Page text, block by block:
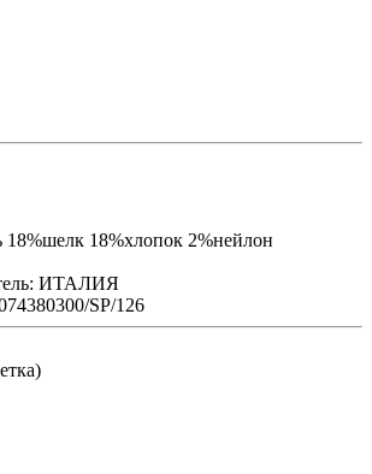
18%шелк 18%хлопок 2%нейлон
ИТАЛИЯ
SP/126